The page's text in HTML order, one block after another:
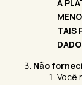
A
TAIS
Não
Você